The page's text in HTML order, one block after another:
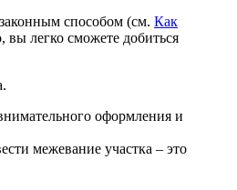
способом (см. Как
вы легко сможете добиться
оформления и
межевание участка – это